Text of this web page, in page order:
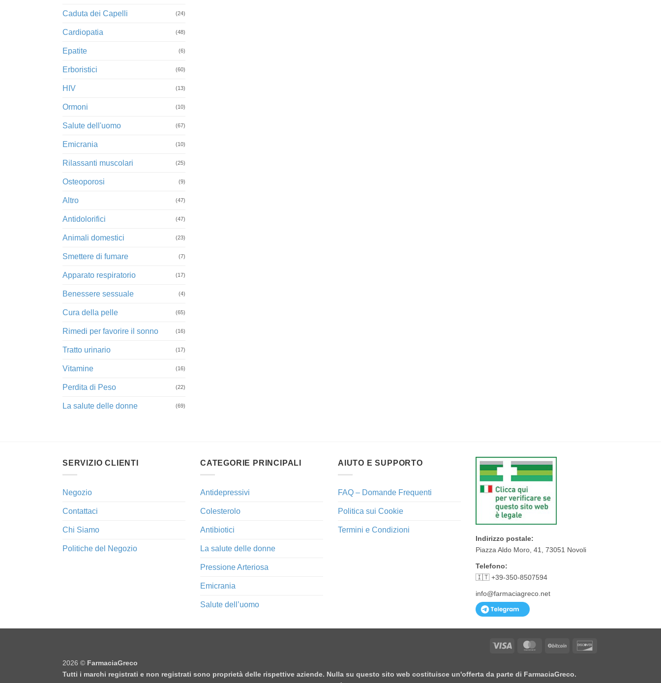
Caduta dei Capelli (24)
Cardiopatia (48)
Epatite (6)
Erboristici (60)
HIV (13)
Ormoni (10)
Salute dell'uomo (67)
Emicrania (10)
Rilassanti muscolari (25)
Osteoporosi (9)
Altro (47)
Antidolorifici (47)
Animali domestici (23)
Smettere di fumare (7)
Apparato respiratorio (17)
Benessere sessuale (4)
Cura della pelle (65)
Rimedi per favorire il sonno (16)
Tratto urinario (17)
Vitamine (16)
Perdita di Peso (22)
La salute delle donne (69)
SERVIZIO CLIENTI
Negozio
Contattaci
Chi Siamo
Politiche del Negozio
CATEGORIE PRINCIPALI
Antidepressivi
Colesterolo
Antibiotici
La salute delle donne
Pressione Arteriosa
Emicrania
Salute dell’uomo
AIUTO E SUPPORTO
FAQ – Domande Frequenti
Politica sui Cookie
Termini e Condizioni
Indirizzo postale:
Piazza Aldo Moro, 41, 73051 Novoli
Telefono:
🇮🇹 +39-350-8507594
info@farmaciagreco.net
Visa MasterCardBitCoin
2026 © FarmaciaGreco
Tutti i marchi registrati e non registrati sono proprietà delle rispettive aziende. Nulla su questo sito web costituisce un'offerta da parte di FarmaciaGreco.